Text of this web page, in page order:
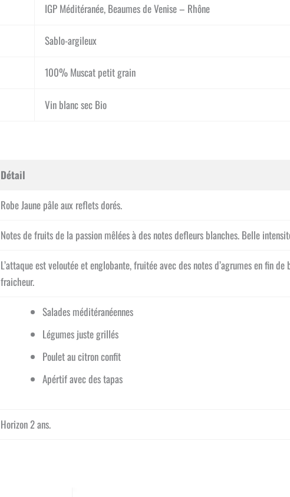
IGP Méditéranée, Beaumes de Venise – Rhône
Sablo-argileux
100% Muscat petit grain
Vin blanc sec Bio
Détail
Robe Jaune pâle aux reflets dorés.
Notes de fruits de la passion mêlées à des notes defleurs blanches. Belle
L’attaque est veloutée et englobante, fruitée avec des notes d’agrumes en fin
fraicheur.
Salades méditéranéennes
Légumes juste grillés
Poulet au citron confit
Apértif avec des tapas
Horizon 2 ans.